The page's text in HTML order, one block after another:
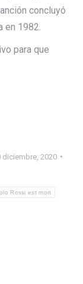
concluyó
en 1982.
para que
diciembre, 2020
Rossi est mort